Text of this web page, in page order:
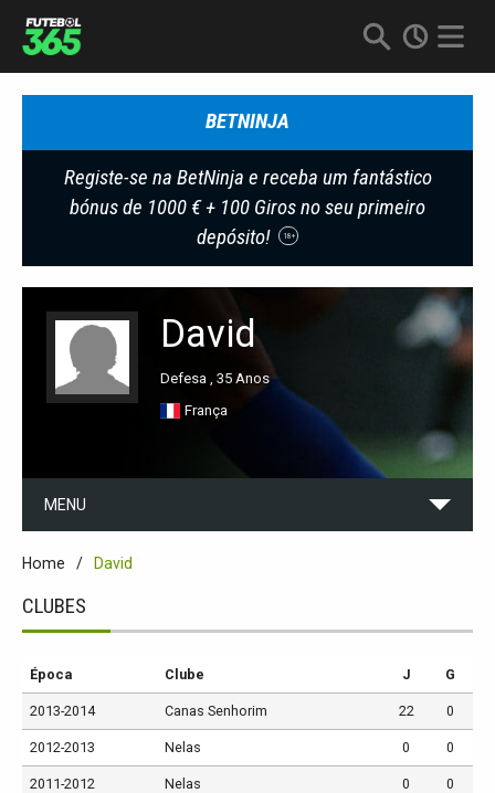
BETNINJA
Registe-se na BetNinja e receba um fantástico
bónus de 1000 € + 100 Giros no seu primeiro
depósito!
18+
David
Defesa , 35 Anos
França
MENU
Home David
CLUBES
Época Clube J G
2013-2014 Canas Senhorim 22 0
2012-2013 Nelas 0 0
2011-2012 Nelas 0 0